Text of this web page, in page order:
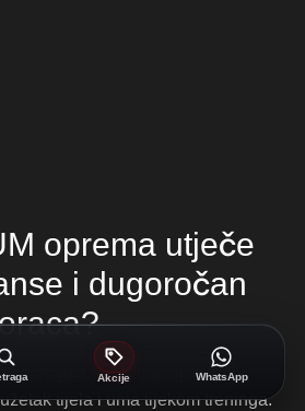
se mnogi drugi brendovi ne mogu
prednost je konzistentnost
se možeš pouzdati u opremu koja
Akcije WhatsApp